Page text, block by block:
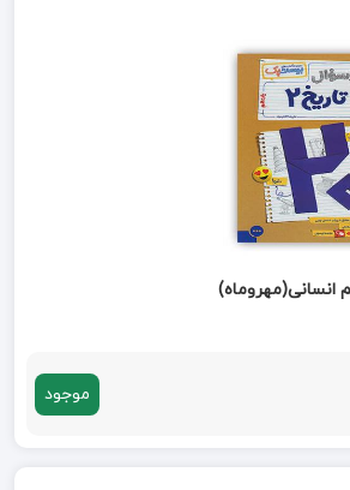
انسانی(مهروماه)
موجود